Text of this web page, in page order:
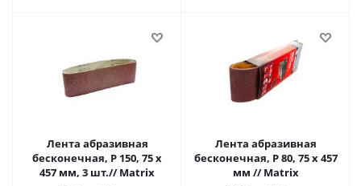
Лента абразивная
бесконечная, P 150, 75 х
457 мм, 3 шт.// Matrix
Лента абразивная
бесконечная, P 80, 75 х 457
мм // Matrix